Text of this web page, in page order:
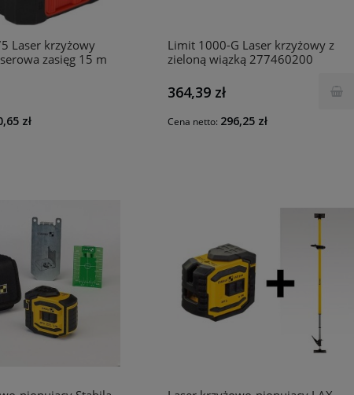
Laser krzyżowy
zasięg 15 m
zł
Limit 1000-G Laser krzyżowy z
zieloną wiązką 277460200
364,39 zł
Cena netto: 296,25 zł